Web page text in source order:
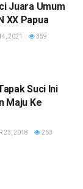
Juara Umum
XX Papua
2021 359
Suci Ini
Maju Ke
23, 2018 263